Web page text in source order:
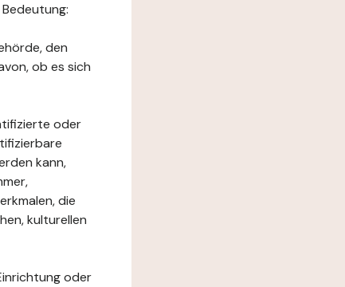
den
ob es sich
oder
kann,
die
kulturellen
oder